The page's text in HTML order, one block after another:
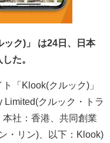
ク)」 は24日、日本
た。
「Klook(クルック)」
Limited(クルック・トラ
社：香港、共同創業
・リン)、以下：Klook)